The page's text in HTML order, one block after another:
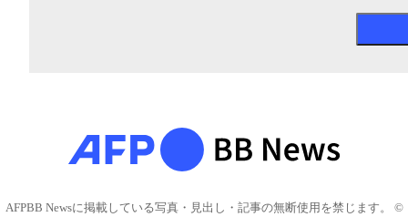
AFPBB Newsに掲載している写真・見出し・記事の無断使用を禁じます。 ©